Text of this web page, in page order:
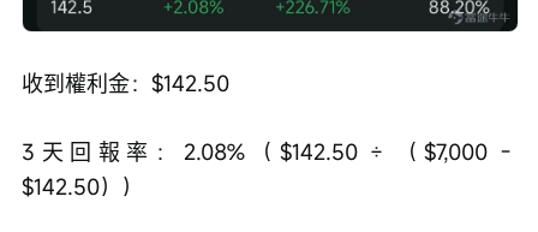
收到權利金：$142.50
3天回報率：2.08%（$142.50 ÷ （$7,000 -
$142.50））